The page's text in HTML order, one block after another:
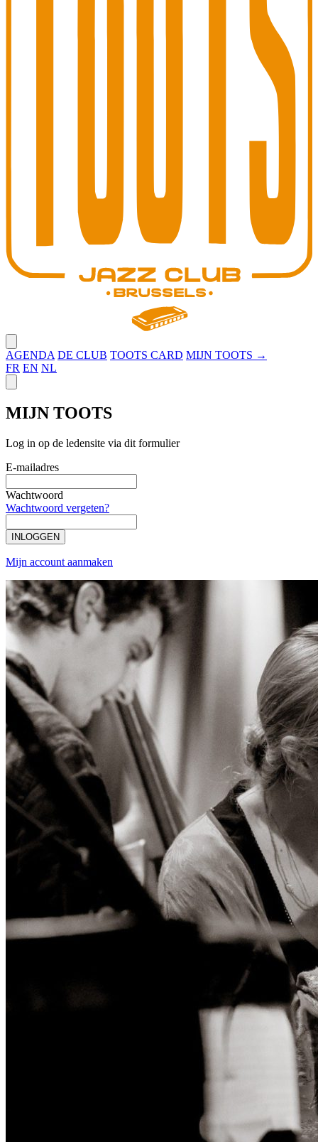
AGENDA DE CLUB TOOTS CARD MIJN TOOTS →
FR EN NL
MIJN TOOTS
Log in op de ledensite via dit formulier
E-mailadres
Wachtwoord
Wachtwoord vergeten?
INLOGGEN
Mijn account aanmaken